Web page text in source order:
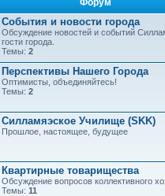
Форум
События и новости города
Обсуждение новостей и событий
гости города.
Темы: 2
Перспективы Нашего Города
Оптимисты, объединяйтесь!
Темы: 2
Силламяэское Училище (SKK)
Прошлое, настоящее, будущее
Квартирные товарищества
Обсуждение вопросов коллективного
Темы: 11